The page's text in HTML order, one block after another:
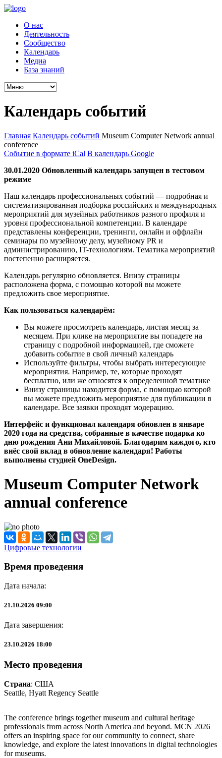
О нас
Деятельность
Сообщество
Календарь
Медиа
База знаний
Календарь событий
Главная Календарь событий Museum Computer Network annual
conference
Событие в формате iCal В календарь Google
30.01.2020 Обновленный календарь запущен в тестовом
режиме
Наш календарь профессиональных событий — подробная и
систематизированная подборка российских и международных
мероприятий для музейных работников разного профиля и
уровня профессиональной компетенции. В календаре
представлены конференции, тренинги, онлайн и оффлайн
семинары по музейному делу, музейному PR и
администрированию, IT-технологиям. Тематика мероприятий
постепенно расширяется.
Календарь регулярно обновляется. Внизу страницы
расположена форма, с помощью которой вы можете
предложить свое мероприятие.
Как пользоваться календарём:
Вы можете просмотреть календарь, листая месяц за
месяцем. При клике на мероприятие вы попадете на
страницу с подробной информацией, где сможете
добавить событие в свой личный календарь
Используйте фильтры, чтобы выбрать интересующие
мероприятия. Например, те, которые проходят
бесплатно, или же относятся к определенной тематике
Внизу страницы находится форма, с помощью которой
вы можете предложить мероприятие для публикации в
календаре. Все заявки проходят модерацию.
Интерфейс и функционал календаря обновлен в январе
2020 года на средства, собранные в качестве подарка ко
дню рождения Ани Михайловой. Благодарим каждого, кто
внёс свой вклад в обновление календаря! Работы
выполнены студией OneDesign.
Museum Computer Network
annual conference
Цифровые технологии
Время проведения
Дата начала:
21.10.2026 09:00
Дата завершения:
23.10.2026 18:00
Место проведения
Страна: США
Seattle, Hyatt Regency Seattle
The conference brings together museum and cultural heritage
professionals from across North America and beyond. MCN 2026
offers an inspiring space for our community to connect, share
knowledge, and explore the latest innovations in digital technologies
for museums.